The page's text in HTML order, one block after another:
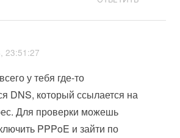
23:51:27
у тебя где-то
DNS, который ссылается на
Для проверки можешь
PPPoE и зайти по